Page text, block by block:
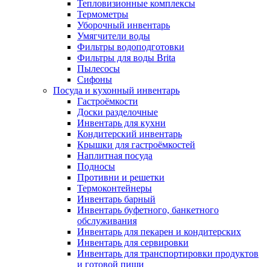
Тепловизионные комплексы
Термометры
Уборочный инвентарь
Умягчители воды
Фильтры водоподготовки
Фильтры для воды Brita
Пылесосы
Сифоны
Посуда и кухонный инвентарь
Гастроёмкости
Доски разделочные
Инвентарь для кухни
Кондитерский инвентарь
Крышки для гастроёмкостей
Наплитная посуда
Подносы
Противни и решетки
Термоконтейнеры
Инвентарь барный
Инвентарь буфетного, банкетного
обслуживания
Инвентарь для пекарен и кондитерских
Инвентарь для сервировки
Инвентарь для транспортировки продуктов
и готовой пищи